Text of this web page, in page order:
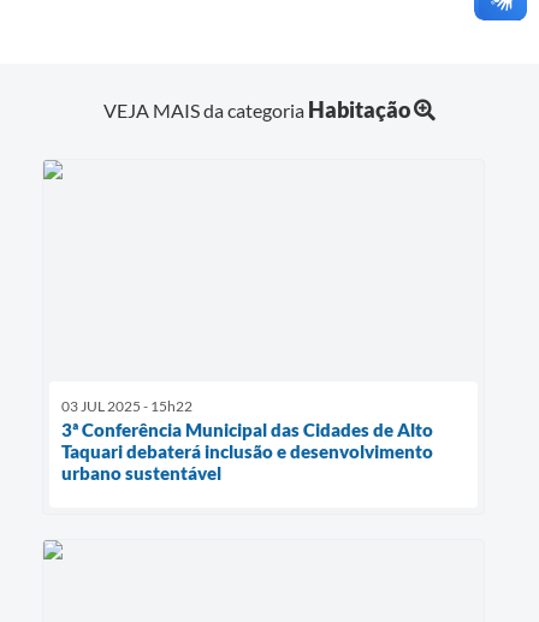
VEJA MAIS da categoria Habitação
03 JUL 2025 - 15h22
3ª Conferência Municipal das Cidades de Alto
Taquari debaterá inclusão e desenvolvimento
urbano sustentável